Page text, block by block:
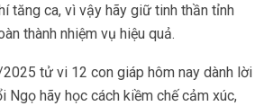
tăng ca, vì vậy hãy giữ tinh thần tỉnh
thành nhiệm vụ hiệu quả.
tử vi 12 con giáp hôm nay dành lời
Ngọ hãy học cách kiềm chế cảm xúc,